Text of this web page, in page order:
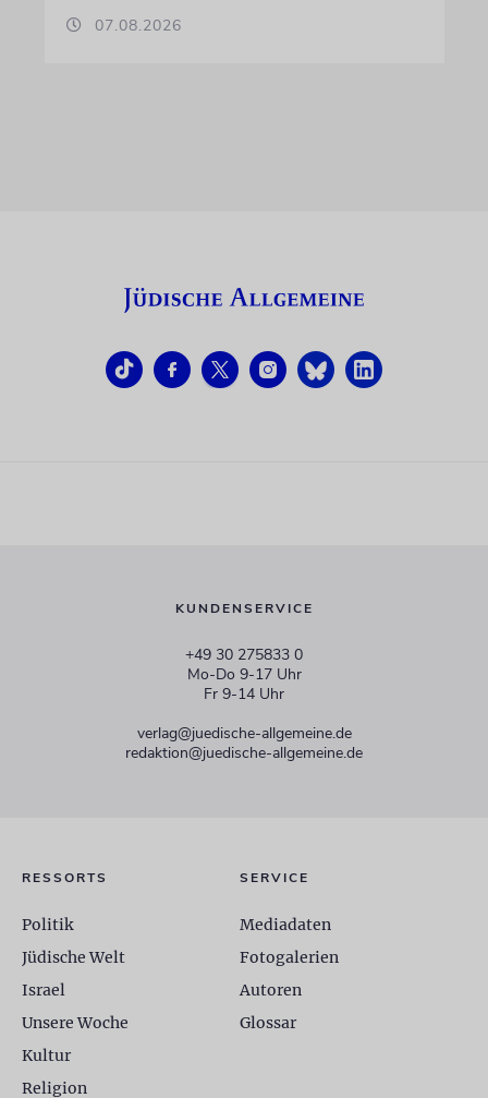
07.08.2026
KUNDENSERVICE
+49 30 275833 0
Mo-Do 9-17 Uhr
Fr 9-14 Uhr
verlag@juedische-allgemeine.de
redaktion@juedische-allgemeine.de
RESSORTS
Politik
Jüdische Welt
Israel
Unsere Woche
Kultur
Religion
SERVICE
Mediadaten
Fotogalerien
Autoren
Glossar